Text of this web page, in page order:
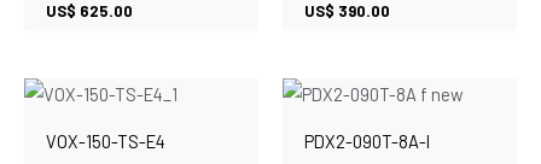
US$ 625.00 US$ 390.00
VOX-150-TS-E4 PDX2-090T-8A-I